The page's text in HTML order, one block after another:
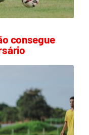
consegue